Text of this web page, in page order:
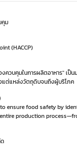
คุม
(HACCP)
ควบคุมในการผลิตอาหาร" เ
แต่แหล่งวัตถุดิบจนถึงผู้บริโภค
to ensure food safety by
production